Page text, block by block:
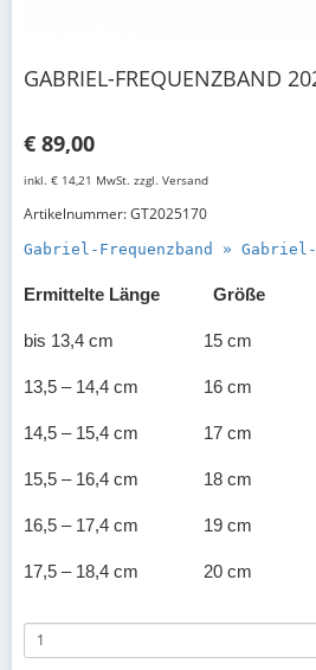
GABRIEL-FREQUENZBAND
€ 89,00
inkl. € 14,21 MwSt. zzgl. Versand
Artikelnummer: GT2025170
Gabriel-Frequenzband »
Ermittelte Länge Größe
bis 13,4 cm 15 cm
13,5 – 14,4 cm 16 cm
14,5 – 15,4 cm 17 cm
15,5 – 16,4 cm 18 cm
16,5 – 17,4 cm 19 cm
17,5 – 18,4 cm 20 cm
19,5 – 20,4 cm 22 cm